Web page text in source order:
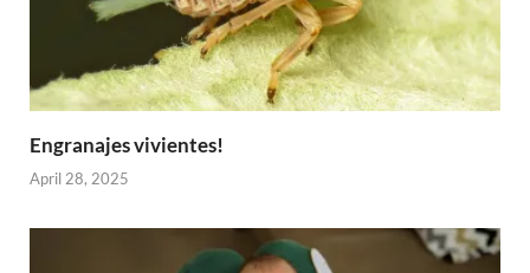
Engranajes vivientes!
April 28, 2025